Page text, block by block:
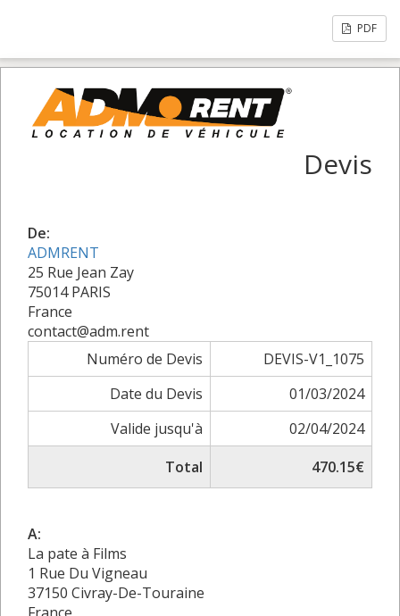
PDF
Devis
De:
ADMRENT
25 Rue Jean Zay
75014 PARIS
France
contact@adm.rent
Numéro de Devis
DEVIS-V1_1075
Date du Devis
01/03/2024
Valide jusqu'à
02/04/2024
Total
470.15€
A:
La pate à Films
1 Rue Du Vigneau
37150 Civray-De-Touraine